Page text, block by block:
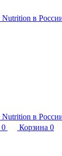
0 Корзина 0